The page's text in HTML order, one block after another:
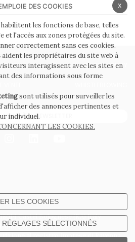
Castel Bolognese (RA) Italy
info@cerdomus.com
al registro imprese di Ravenna
COOKIE POLICY
À LA NEWSLETTER
x
DES COOKIES
habilitent les fonctions de base, telles
et l'accès aux zones protégées du site.
correctement sans ces cookies.
aident les propriétaires du site web à
interagissent avec les sites en
des informations sous forme
sont utilisés pour surveiller les
des annonces pertinentes et
individuel.
LES COOKIES.
LES COOKIES
SÉLECTIONNÉS